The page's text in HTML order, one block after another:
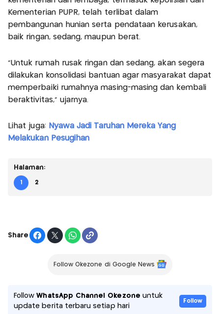
Kementerian PUPR, telah terlibat dalam
pembangunan hunian serta pendataan kerusakan,
baik ringan, sedang, maupun berat.
"Untuk rumah rusak ringan dan sedang, akan segera
dilakukan konsolidasi bantuan agar masyarakat dapat
memperbaiki rumahnya masing-masing dan kembali
beraktivitas," ujarnya.
Lihat juga: Nyawa Jadi Taruhan Mereka Yang
Melakukan Pesugihan
Halaman:
1 2
Share
Follow Okezone di Google News
FollowWhatsApp Channel Okezone untuk
update berita terbaru setiap hari
Follow